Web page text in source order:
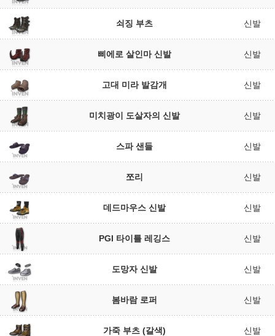
쇠징 부츠 신발
삐에로 살인마 신발 신발
고대 미라 발감개 신발
미치광이 도살자의 신발 신발
스파 샌들 신발
쪼리 신발
데드마우스 신발 신발
PGI 타이틀 레깅스 신발
도망자 신발 신발
봄바람 로퍼 신발
가죽 부츠 (갈색) 신발